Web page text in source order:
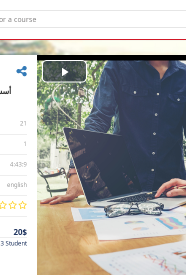
21
1
4:43:9
english
20$
3 Student
Play
Video